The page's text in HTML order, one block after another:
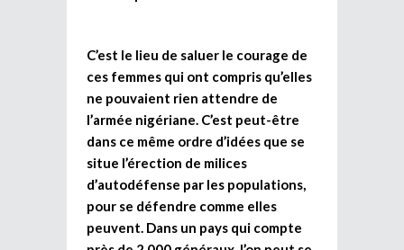
C’est le lieu de saluer le courage de
ces femmes qui ont compris qu’elles
ne pouvaient rien attendre de
l’armée nigériane. C’est peut-être
dans ce même ordre d’idées que se
situe l’érection de milices
d’autodéfense par les populations,
pour se défendre comme elles
peuvent. Dans un pays qui compte